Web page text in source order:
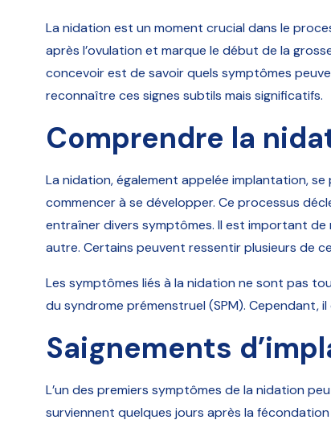
La nidation est un moment crucial dans le
après l’ovulation et marque le début de la
concevoir est de savoir quels symptômes
reconnaître ces signes subtils mais significatifs.
Comprendre la
La nidation, également appelée implantation,
commencer à se développer. Ce processus
entraîner divers symptômes. Il est important de
autre. Certains peuvent ressentir plusieurs de
Les symptômes liés à la nidation ne sont pas
du syndrome prémenstruel (SPM).
Saignements
L’un des premiers symptômes de la nidation
surviennent quelques jours après la